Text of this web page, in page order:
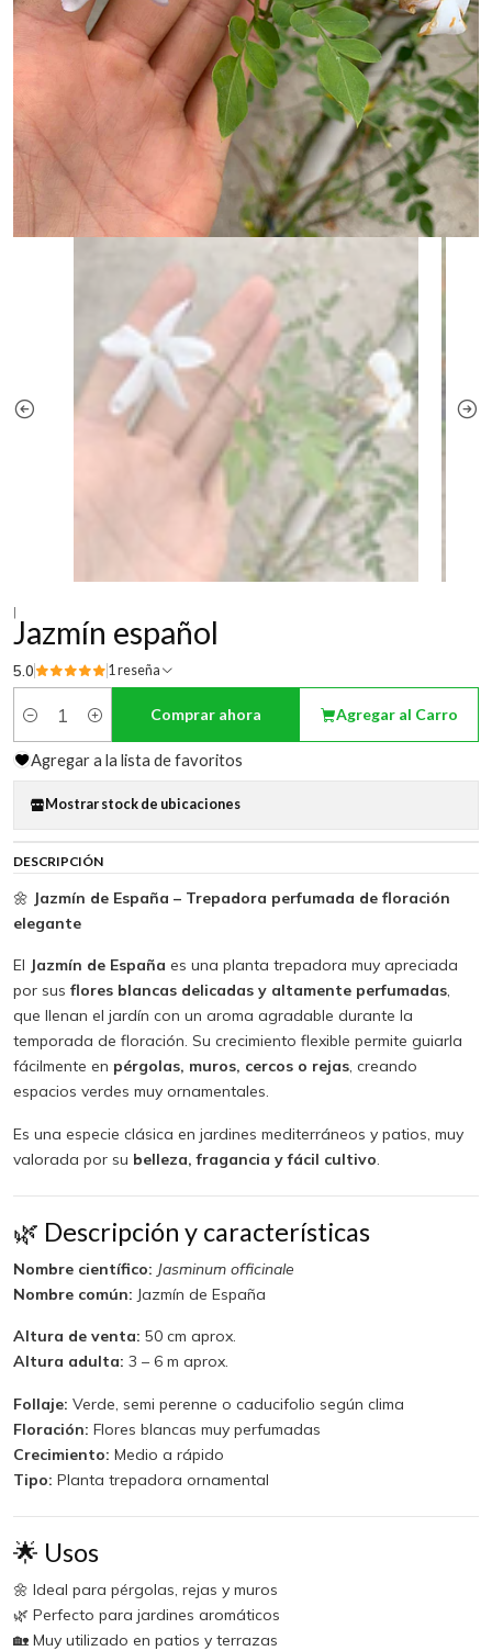
|
Jazmín español
5.0 1 reseña
Cantidad
Agregar al Carro
Comprar ahora
Agregar a la lista de favoritos
Mostrar stock de ubicaciones
DESCRIPCIÓN
🌼 Jazmín de España – Trepadora perfumada de floración
elegante
El Jazmín de España es una planta trepadora muy apreciada
por sus flores blancas delicadas y altamente perfumadas,
que llenan el jardín con un aroma agradable durante la
temporada de floración. Su crecimiento flexible permite guiarla
fácilmente en pérgolas, muros, cercos o rejas, creando
espacios verdes muy ornamentales.
Es una especie clásica en jardines mediterráneos y patios, muy
valorada por su belleza, fragancia y fácil cultivo.
🌿 Descripción y características
Nombre científico: Jasminum officinale
Nombre común: Jazmín de España
Altura de venta: 50 cm aprox.
Altura adulta: 3 – 6 m aprox.
Follaje: Verde, semi perenne o caducifolio según clima
Floración: Flores blancas muy perfumadas
Crecimiento: Medio a rápido
Tipo: Planta trepadora ornamental
🌟 Usos
🌼 Ideal para pérgolas, rejas y muros
🌿 Perfecto para jardines aromáticos
🏡 Muy utilizado en patios y terrazas